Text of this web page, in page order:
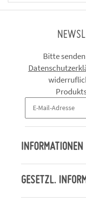
Bitte
INFORMATIONEN
GESETZL.